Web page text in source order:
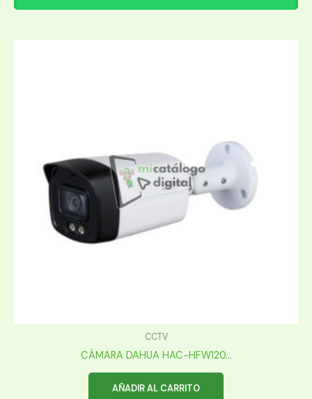
CCTV
CÁMARA DAHUA HAC-HFW120...
AÑADIR AL CARRITO